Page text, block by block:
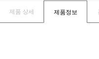
제품 상세 제품정보